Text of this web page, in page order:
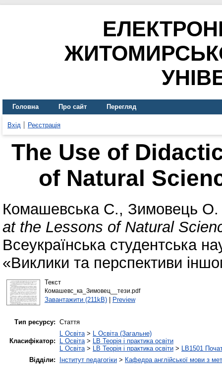
Головна Про сайт Перегляд
Вхід Реєстрація
The Use of
of Natural
Комашевська С., Зимовець
at the Lessons of Natural
Всеукраїнська студентська
«Виклики та перспективи
Текст
Комашевс_ка_Зимовец__тези.pdf
Завантажити (211kB)| Preview
Тип ресурсу: Стаття
Класифікатор:
L Освіта> L Освіта (Загальне)
L Освіта> LB Теорія і практика освіти
L Освіта> LB Теорія і практика освіти > LB1501
Відділи:
Інститут педагогіки > Кафедра англійської мови з